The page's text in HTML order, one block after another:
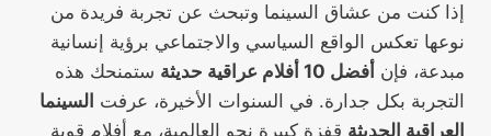
إذا كنت من عشاق السينما وتبحث عن تجربة فريدة من
نوعها تعكس الواقع السياسي والاجتماعي برؤية إنسانية
مبدعة، فإن أفضل 10 أفلام عراقية حديثة
ستمنحك هذه
التجربة بكل جدارة. في السنوات الأخيرة، عرفت السينما
العراقية الحديثة قفزة كبيرة نحو العالمية، مع أفلام قوية